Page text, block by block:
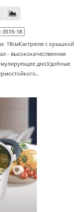
3515-18
18смКастрюля с крышкой
- высококачественная
дноУдобные